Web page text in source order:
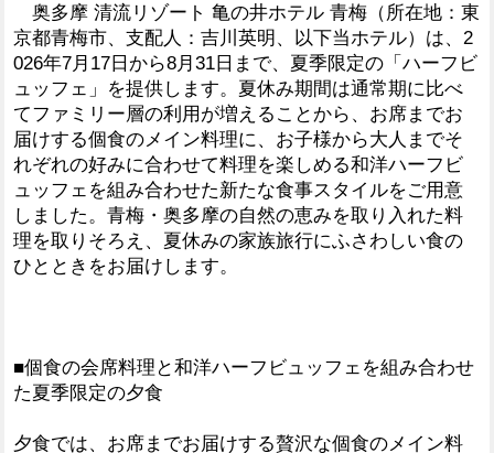
奥多摩 清流リゾート 亀の井ホテル 青梅（所在地：東
京都青梅市、支配人：吉川英明、以下当ホテル）は、2
026年7月17日から8月31日まで、夏季限定の「ハーフビ
ュッフェ」を提供します。夏休み期間は通常期に比べ
てファミリー層の利用が増えることから、お席までお
届けする個食のメイン料理に、お子様から大人までそ
れぞれの好みに合わせて料理を楽しめる和洋ハーフビ
ュッフェを組み合わせた新たな食事スタイルをご用意
しました。青梅・奥多摩の自然の恵みを取り入れた料
理を取りそろえ、夏休みの家族旅行にふさわしい食の
ひとときをお届けします。
■個食の会席料理と和洋ハーフビュッフェを組み合わせ
た夏季限定の夕食
夕食では、お席までお届けする贅沢な個食のメイン料